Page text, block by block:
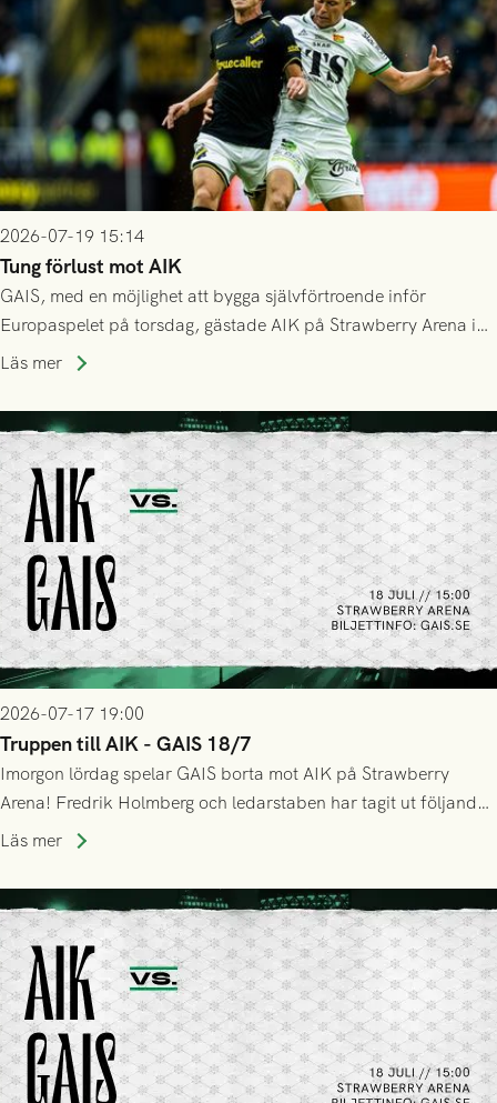
2026-07-19 15:14
Tung förlust mot AIK
GAIS, med en möjlighet att bygga självförtroende inför
Europaspelet på torsdag, gästade AIK på Strawberry Arena i
Stockholm . Men trots konstant hotande i första halvlek av
lyckades få in 2-0.
Läs mer
2026-07-17 19:00
Truppen till AIK - GAIS 18/7
Imorgon lördag spelar GAIS borta mot AIK på Strawberry
Arena! Fredrik Holmberg och ledarstaben har tagit ut följande
trupp till matchen:
Läs mer